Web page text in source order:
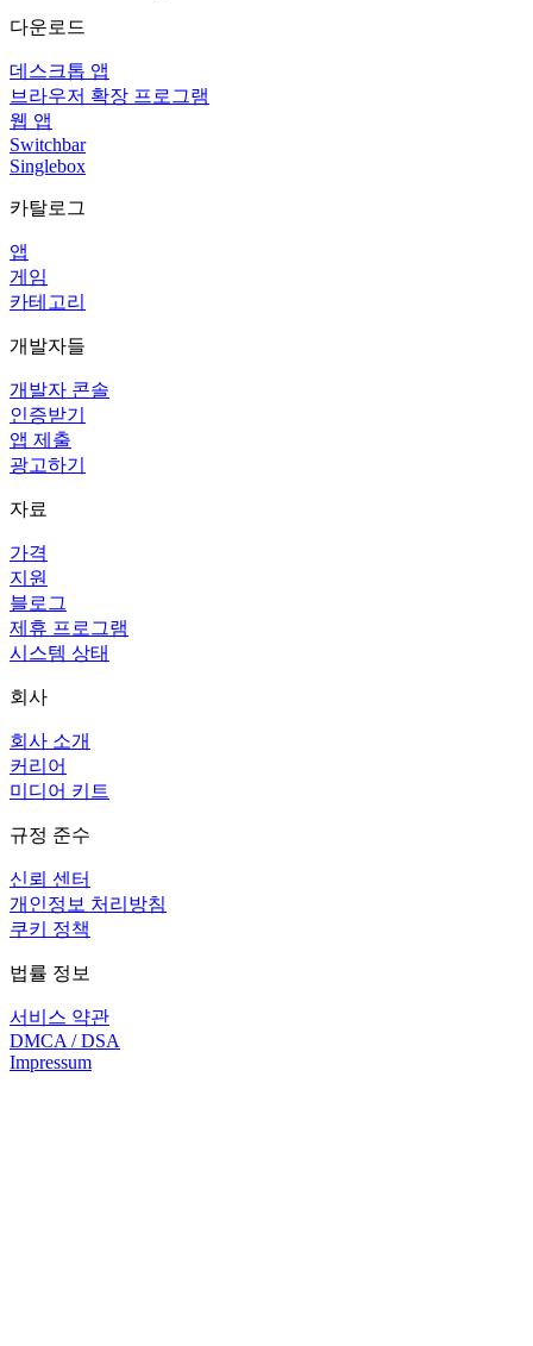
다운로드
데스크톱 앱
브라우저 확장 프로그램
웹 앱
Switchbar
Singlebox
카탈로그
앱
게임
카테고리
개발자들
개발자 콘솔
인증받기
앱 제출
광고하기
자료
가격
지원
블로그
제휴 프로그램
시스템 상태
회사
회사 소개
커리어
미디어 키트
규정 준수
신뢰 센터
개인정보 처리방침
쿠키 정책
법률 정보
서비스 약관
DMCA / DSA
Impressum